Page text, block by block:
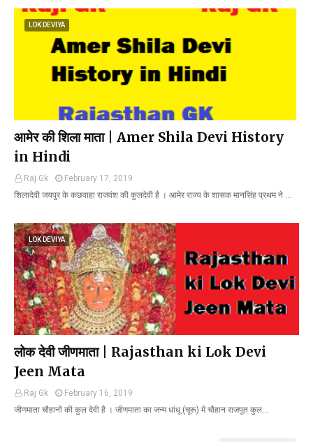
LOK DEVIYA
आमेर की शिला माता | Amer Shila Devi History
in Hindi
Raj Gk
February 17, 2019
शिलादेवी जयपुर के कछवाहा राजवंश की कुलदेवी है । आमेर राज्य के शासक मानसिंह प्रथम ने …
LOK DEVIYA
लोक देवी जीणमाता | Rajasthan ki Lok Devi
Jeen Mata
Raj Gk
February 16, 2019
जीणमाता चौहानों की कुल देवी है । जीणमाता का जन्म धांधू (चूरू) में चौहान राजपूत कुल…